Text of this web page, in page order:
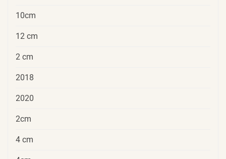
10cm
12 cm
2 cm
2018
2020
2cm
4 cm